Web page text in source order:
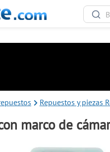
Repuestos y piezas
marco de